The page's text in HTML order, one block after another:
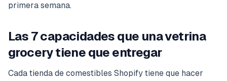
primera semana.
Las 7 capacidades que una vetrina
grocery tiene que entregar
Cada tienda de comestibles Shopify tiene que hacer